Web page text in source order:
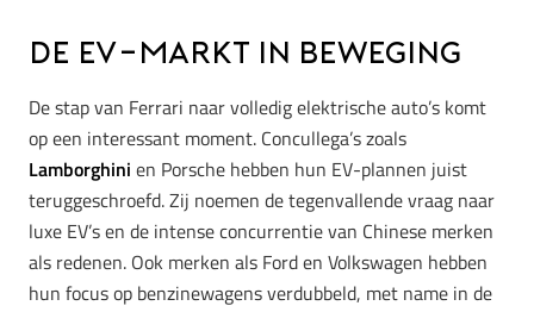
De EV-markt in Beweging
De stap van Ferrari naar volledig elektrische auto’s komt
op een interessant moment. Concullega’s zoals
Lamborghini en Porsche hebben hun EV-plannen juist
teruggeschroefd. Zij noemen de tegenvallende vraag naar
luxe EV’s en de intense concurrentie van Chinese merken
als redenen. Ook merken als Ford en Volkswagen hebben
hun focus op benzinewagens verdubbeld, met name in de